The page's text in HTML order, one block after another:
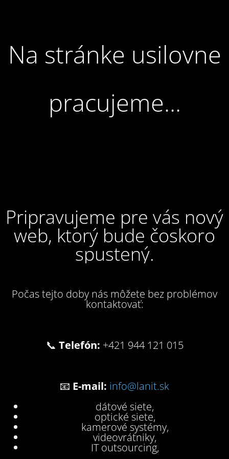
Na stránke usilovne
pracujeme...
Pripravujeme pre vás nový
web, ktorý bude čoskoro
spustený.
Počas tejto doby nás môžete bez problémov
kontaktovať:
📞 Telefón: +421 944 121 015
📧 E-mail: info@lanit.sk
dátové siete,
optické siete,
kamerové systémy,
videovrátniky,
IT outsourcing,